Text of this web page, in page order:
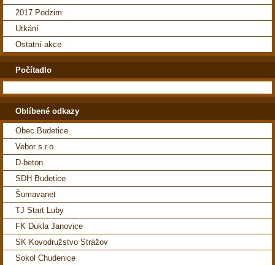
2017 Podzim
Utkání
Ostatní akce
Počítadlo
Oblíbené odkazy
Obec Budetice
Vebor s.r.o.
D-beton
SDH Budetice
Šumavanet
TJ Start Luby
FK Dukla Janovice
SK Kovodružstvo Strážov
Sokol Chudenice